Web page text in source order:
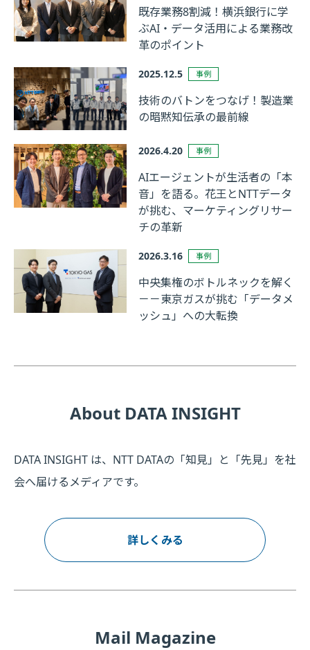
既存業務8割減！横浜銀行に学
ぶAI・データ活用による業務改
革のポイント
2025.12.5 事例
技術のバトンをつなげ！製造業
の暗黙知伝承の最前線
2026.4.20 事例
AIエージェントが生活者の「本
音」を語る。花王とNTTデータ
が挑む、マーケティングリサー
チの革新
2026.3.16 事例
中央集権のボトルネックを解く
－－東京ガスが挑む「データメ
ッシュ」への大転換
About DATA INSIGHT
DATA INSIGHT は、NTT DATAの「知見」と「先見」を社
会へ届けるメディアです。
詳しくみる
Mail Magazine